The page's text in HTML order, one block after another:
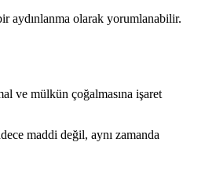
aydınlanma olarak yorumlanabilir.
ve mülkün çoğalmasına işaret
maddi değil, aynı zamanda